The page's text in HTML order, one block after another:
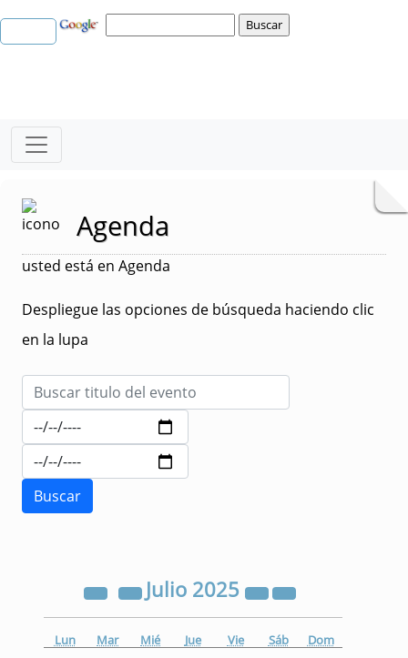
Agenda
usted está en Agenda
Despliegue las opciones de búsqueda haciendo clic
en la lupa
Julio 2025
Lun Mar Mié Jue Vie Sáb Dom